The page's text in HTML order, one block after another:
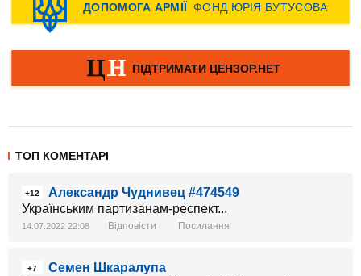
ТОП КОМЕНТАРІ
+12
Александр Чуднивец #474549
Українським партизанам-респект...
14.07.2022 22:08 Відповісти Посилання
+7
Семен Шкаралупа